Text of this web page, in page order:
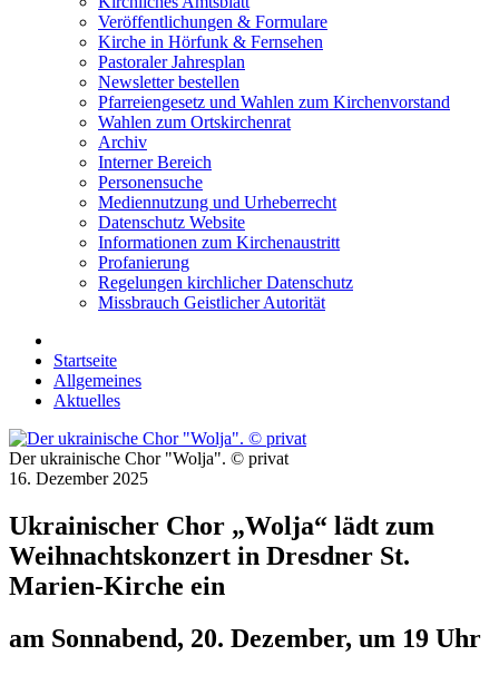
Veröffentlichungen & Formulare
Kirche in Hörfunk & Fernsehen
Pastoraler Jahresplan
Newsletter bestellen
Pfarreiengesetz und Wahlen zum Kirchenvorstand
Wahlen zum Ortskirchenrat
Archiv
Interner Bereich
Personensuche
Mediennutzung und Urheberrecht
Datenschutz Website
Informationen zum Kirchenaustritt
Profanierung
Regelungen kirchlicher Datenschutz
Missbrauch Geistlicher Autorität
Startseite
Allgemeines
Aktuelles
Der ukrainische Chor "Wolja". © privat
16. Dezember 2025
Ukrainischer Chor „Wolja“ lädt zum
Weihnachtskonzert in Dresdner St.
Marien-Kirche ein
am Sonnabend, 20. Dezember, um 19 Uhr